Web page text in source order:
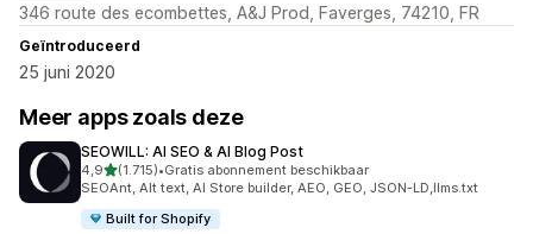
346 route des ecombettes, A&J Prod, Faverges, 74210, FR
Geïntroduceerd
25 juni 2020
Meer apps zoals deze
SEOWILL: AI SEO & AI Blog Post
4,9van 5 sterren
(1.715)
1715 recensies in totaal
•Gratis abonnement beschikbaar
SEOAnt, Alt text, AI Store builder, AEO, GEO, JSON-LD,llms.txt
Built for Shopify